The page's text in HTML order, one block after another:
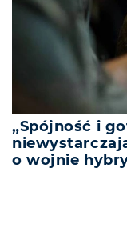
„Spójność i
o wojnie